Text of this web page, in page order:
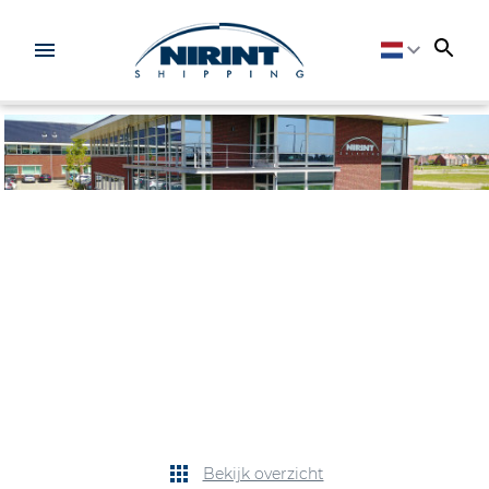
Bekijk overzicht